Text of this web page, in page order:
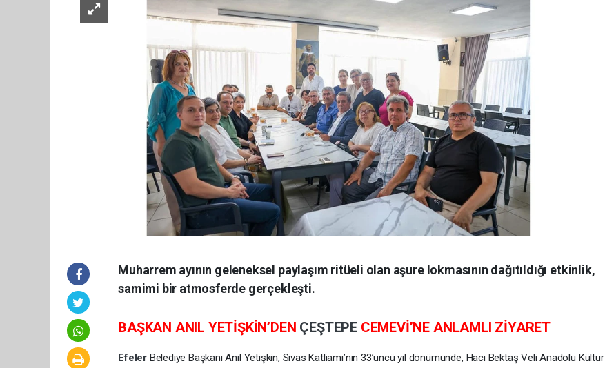
Muharrem ayının geleneksel paylaşım ritüeli olan aşure lokmasının dağıtıldığı etkinlik,
samimi bir atmosferde gerçekleşti.
BAŞKAN ANIL YETİŞKİN’DEN ÇEŞTEPE CEMEVİ’NE ANLAMLI ZİYARET
Efeler Belediye Başkanı Anıl Yetişkin, Sivas Katliamı’nın 33’üncü yıl dönümünde, Hacı Bektaş Veli Anadolu Kültür